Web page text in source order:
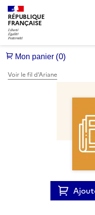
RÉPUBLIQUE
FRANÇAISE
Voir le fil d’Ariane